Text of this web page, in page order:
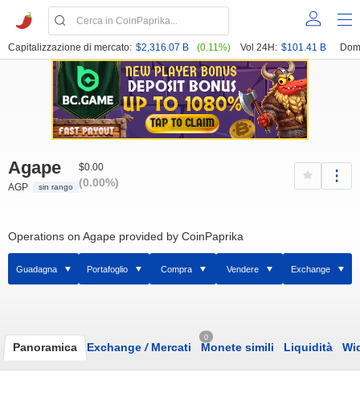
Capitalizzazione di mercato: $2,316.07 B (0.11%) Vol 24H: $101.41 B
Agape
AGP sin rango
$0.00
(0.00%)
Operations on Agape provided by CoinPaprika
Guadagna Portafoglio Compra Vendere Exchange
Panoramica Exchange /Mercati
0
Monete simili Liquidità